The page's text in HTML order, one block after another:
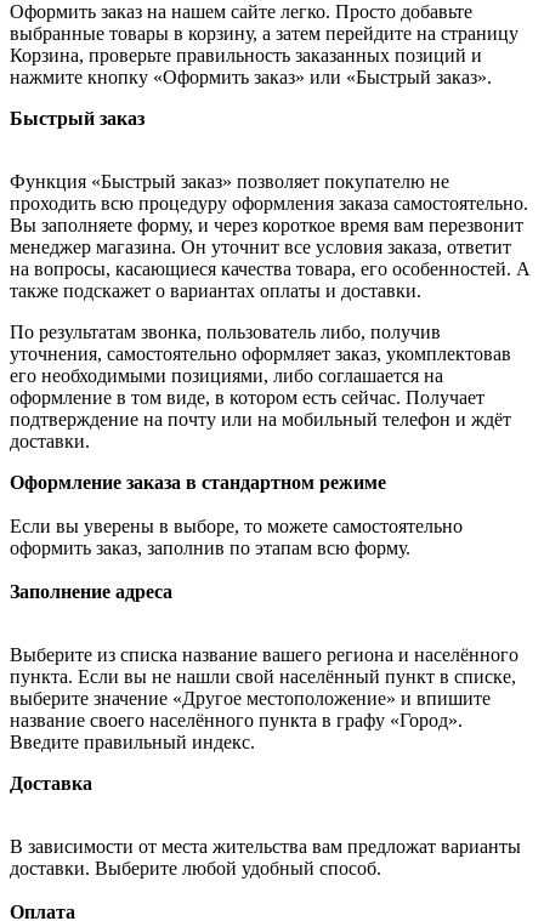
Оформить заказ на нашем сайте легко. Просто добавьте
выбранные товары в корзину, а затем перейдите на страницу
Корзина, проверьте правильность заказанных позиций и
нажмите кнопку «Оформить заказ» или «Быстрый заказ».
Быстрый заказ
Функция «Быстрый заказ» позволяет покупателю не
проходить всю процедуру оформления заказа самостоятельно.
Вы заполняете форму, и через короткое время вам перезвонит
менеджер магазина. Он уточнит все условия заказа, ответит
на вопросы, касающиеся качества товара, его особенностей. А
также подскажет о вариантах оплаты и доставки.
По результатам звонка, пользователь либо, получив
уточнения, самостоятельно оформляет заказ, укомплектовав
его необходимыми позициями, либо соглашается на
оформление в том виде, в котором есть сейчас. Получает
подтверждение на почту или на мобильный телефон и ждёт
доставки.
Оформление заказа в стандартном режиме
Если вы уверены в выборе, то можете самостоятельно
оформить заказ, заполнив по этапам всю форму.
Заполнение адреса
Выберите из списка название вашего региона и населённого
пункта. Если вы не нашли свой населённый пункт в списке,
выберите значение «Другое местоположение» и впишите
название своего населённого пункта в графу «Город».
Введите правильный индекс.
Доставка
В зависимости от места жительства вам предложат варианты
доставки. Выберите любой удобный способ.
Оплата